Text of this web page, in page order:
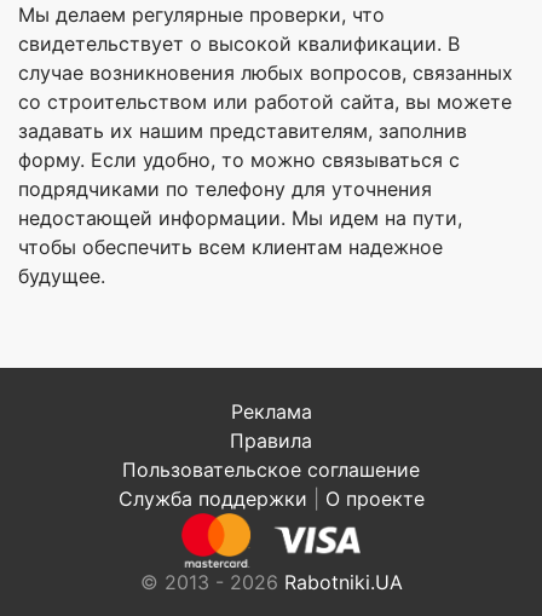
Мы делаем регулярные проверки, что
свидетельствует о высокой квалификации. В
случае возникновения любых вопросов, связанных
со строительством или работой сайта, вы можете
задавать их нашим представителям, заполнив
форму. Если удобно, то можно связываться с
подрядчиками по телефону для уточнения
недостающей информации. Мы идем на пути,
чтобы обеспечить всем клиентам надежное
будущее.
Реклама
Правила
Пользовательское соглашение
Служба поддержки
О проекте
© 2013 - 2026 Rabotniki.UA